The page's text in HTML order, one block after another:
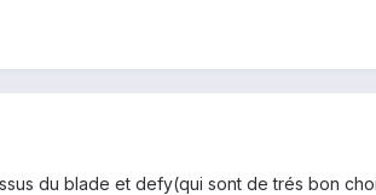
du blade et defy(qui sont de trés bon